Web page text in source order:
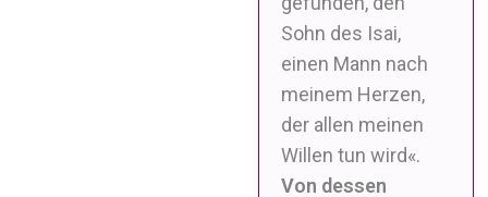
Sohn des Isai,
einen Mann nach
meinem Herzen,
der allen meinen
Willen tun wird«.
Von dessen